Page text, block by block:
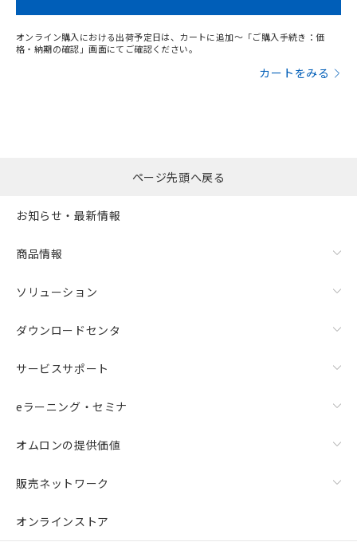
オンライン購入における出荷予定日は、カートに追加～「ご購入手続き：価
格・納期の確認」画面にてご確認ください。
カートをみる
ページ先頭へ戻る
お知らせ・最新情報
商品情報
ソリューション
ダウンロードセンタ
サービスサポート
eラーニング・セミナ
オムロンの提供価値
販売ネットワーク
オンラインストア